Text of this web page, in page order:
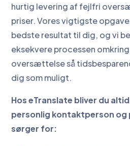
hurtig levering af fejlfri
priser. Vores vigtigste
bedste resultat til dig, og vi
eksekvere processen
oversættelse så
dig som muligt.
Hos eTranslate bliver du
personlig kontaktperson og
sørger for: